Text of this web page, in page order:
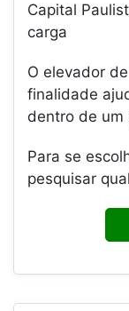
Capital
carga
O elevador
finalidade
dentro de um
Para se
pesquisar